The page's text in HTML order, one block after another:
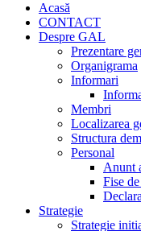
Acasă
CONTACT
Despre GAL
Prezentare
Organigrama
Informari
Membri
Localizarea
Structura
Personal
Anunt
Fise
Strategie
Strategie